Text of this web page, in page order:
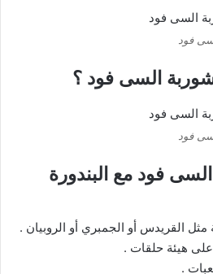
فود
السى فود ؟
فود
فود مع البندورة
مثل القريدس أو الجمبري أو الروبيان .
هيئة حلقات .
.